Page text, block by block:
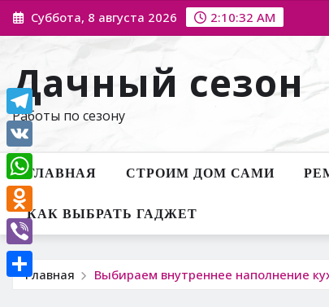
Перейти
к
Суббота, 8 августа 2026 2:10:34 AM
Дачный сезон
Работы по сезону
ГЛАВНАЯ СТРОИМ ДОМ САМИ
КАК ВЫБРАТЬ ГАДЖЕТ
Главная Выбираем внутреннее наполнение
Telegram
VK
WhatsApp
Odnoklassniki
Viber